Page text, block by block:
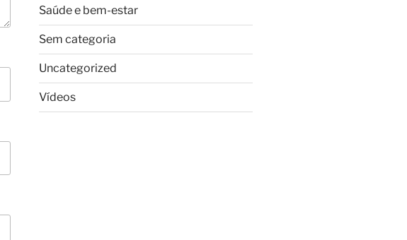
Saúde e bem-estar
Sem categoria
Uncategorized
Vídeos